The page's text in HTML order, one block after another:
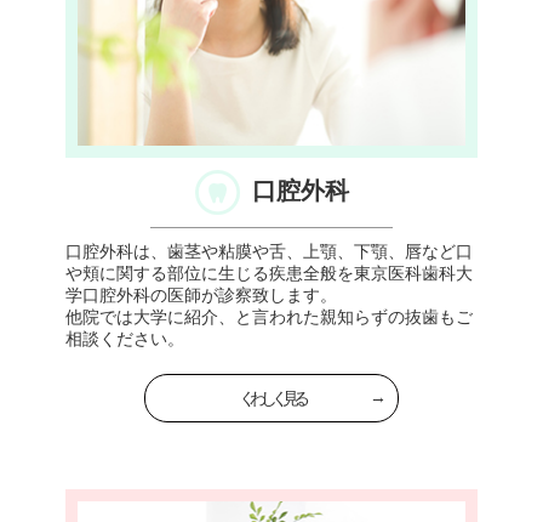
口腔外科
口腔外科は、歯茎や粘膜や舌、上顎、下顎、唇など口
や頬に関する部位に生じる疾患全般を東京医科歯科大
学口腔外科の医師が診察致します。
他院では大学に紹介、と言われた親知らずの抜歯もご
相談ください。
くわしく見る